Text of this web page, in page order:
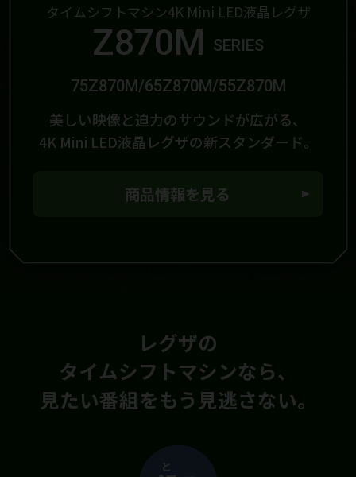
タイムシフトマシン4K Mini LED液晶レグザ
Z870M SERIES
75Z870M/65Z870M/55Z870M
美しい映像と迫力のサウンドが広がる、
4K Mini LED液晶レグザの新スタンダード。
商品情報を見る
レグザの
タイムシフトマシンなら、
見たい番組をもう見逃さない。